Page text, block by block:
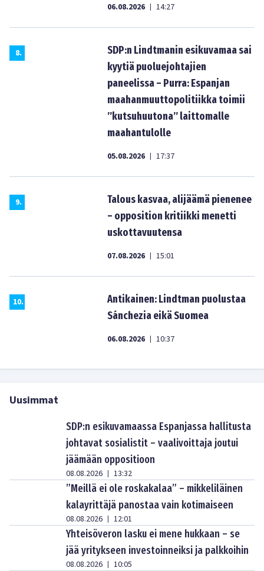
06.08.2026 | 14:27
8.
SDP:n Lindtmanin esikuvamaa sai
kyytiä puoluejohtajien
paneelissa – Purra: Espanjan
maahanmuuttopolitiikka toimii
”kutsuhuutona” laittomalle
maahantulolle
05.08.2026 | 17:37
9.
Talous kasvaa, alijäämä pienenee
– opposition kritiikki menetti
uskottavuutensa
07.08.2026 | 15:01
10.
Antikainen: Lindtman puolustaa
Sánchezia eikä Suomea
06.08.2026 | 10:37
Uusimmat
SDP:n esikuvamaassa Espanjassa hallitusta
johtavat sosialistit – vaalivoittaja joutui
jäämään oppositioon
08.08.2026 | 13:32
”Meillä ei ole roskakalaa” – mikkeliläinen
kalayrittäjä panostaa vain kotimaiseen
08.08.2026 | 12:01
Yhteisöveron lasku ei mene hukkaan – se
jää yritykseen investoinneiksi ja palkkoihin
08.08.2026 | 10:05